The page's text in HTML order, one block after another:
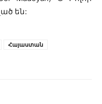
են:
Հայաստան